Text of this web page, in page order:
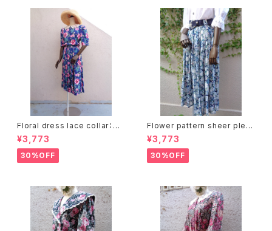
Floral dress lace collar：花
柄ワンピース レース襟
¥3,773
30%OFF
Flower pattern sheer pleat
s skirt ベルト付き 花柄 シアー
プリーツ スカート
¥3,773
30%OFF